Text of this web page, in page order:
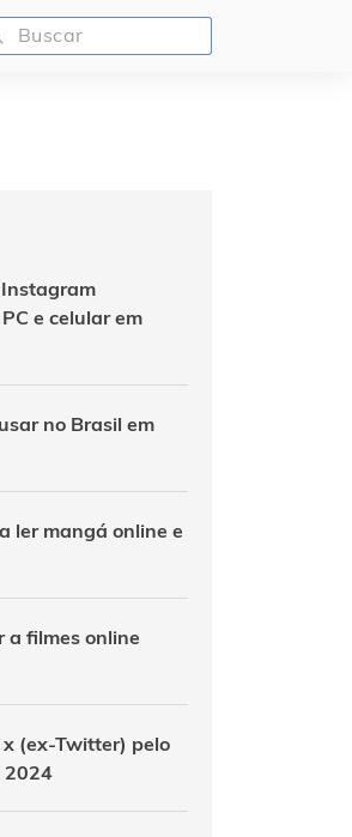
Instagram
e celular em
no Brasil em
ler mangá online e
a filmes online
x (ex-Twitter) pelo
2024